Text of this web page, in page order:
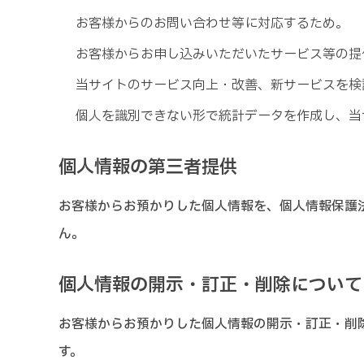
お客様からのお問い合わせ等に対応するため。
お客様からお申し込みいただいたサービス等の
当サイトのサービス向上・改善、新サービスを
個人を識別できない形で統計データを作成し、
個人情報の第三者提供
お客様からお預かりした個人情報を、個人情報保
ん。
個人情報の開示・訂正・削除について
お客様からお預かりした個人情報の開示・訂正・
す。